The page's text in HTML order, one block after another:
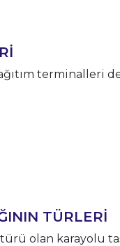
terminalleri
TÜRLERİ
olan karayolu